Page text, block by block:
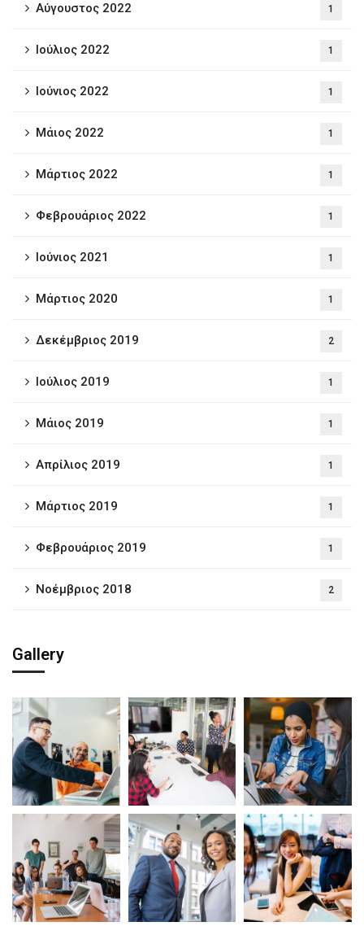
Αύγουστος 2022 1
Ιούλιος 2022 1
Ιούνιος 2022 1
Μάιος 2022 1
Μάρτιος 2022 1
Φεβρουάριος 2022 1
Ιούνιος 2021 1
Μάρτιος 2020 1
Δεκέμβριος 2019 2
Ιούλιος 2019 1
Μάιος 2019 1
Απρίλιος 2019 1
Μάρτιος 2019 1
Φεβρουάριος 2019 1
Νοέμβριος 2018 2
Gallery